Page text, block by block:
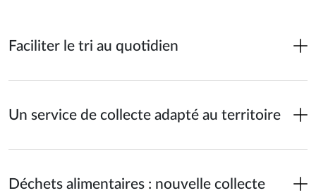
Faciliter le tri au quotidien
Un service de collecte adapté au territoire
Déchets alimentaires : nouvelle collecte